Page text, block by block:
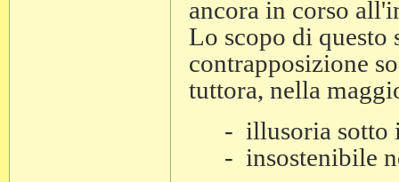
ancora in corso
Lo scopo di questo
contrapposizione
tuttora, nella
- illusoria sotto
- insostenibile